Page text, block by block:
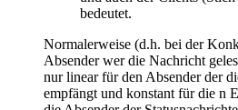
bedeutet.
Normalerweise (d.h. bei der
Absender wer die Nachricht
nur linear für den Absender der
empfängt und konstant für die n